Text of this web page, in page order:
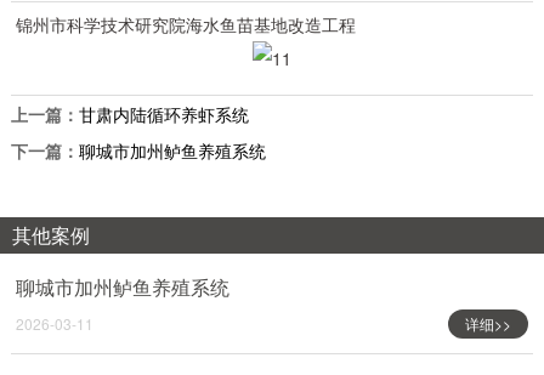
锦州市科学技术研究院海水鱼苗基地改造工程
上一篇： 甘肃内陆循环养虾系统
下一篇： 聊城市加州鲈鱼养殖系统
其他案例
聊城市加州鲈鱼养殖系统
2026-03-11 详细>>